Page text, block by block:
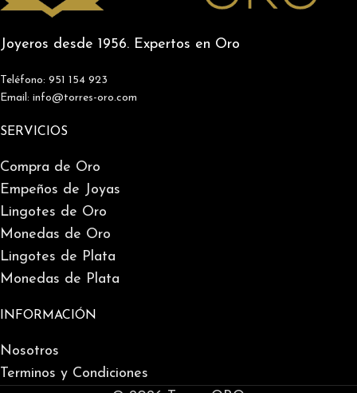
Joyeros desde 1956. Expertos en Oro
Teléfono: 951 154 923
Email: info@torres-oro.com
SERVICIOS
Compra de Oro
Empeños de Joyas
Lingotes de Oro
Monedas de Oro
Lingotes de Plata
Monedas de Plata
INFORMACIÓN
Nosotros
Terminos y Condiciones